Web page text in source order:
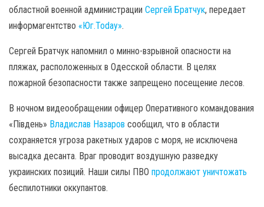
областной военной администрации Сергей Братчук, передает
информагентство «Юг.Today».
Сергей Братчук напомнил о минно-взрывной опасности на
пляжах, расположенных в Одесской области. В целях
пожарной безопасности также запрещено посещение лесов.
В ночном видеообращении офицер Оперативного командования
«Південь» Владислав Назаров сообщил, что в области
сохраняется угроза ракетных ударов с моря, не исключена
высадка десанта. Враг проводит воздушную разведку
украинских позиций. Наши силы ПВО продолжают уничтожать
беспилотники оккупантов.